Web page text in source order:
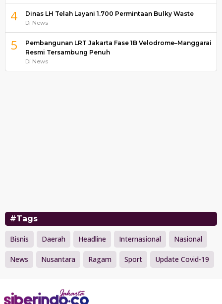
4 Dinas LH Telah Layani 1.700 Permintaan Bulky Waste
Di News
5
Pembangunan LRT Jakarta Fase 1B Velodrome–Manggarai
Resmi Tersambung Penuh
Di News
#Tags
Bisnis Daerah Headline Internasional Nasional
News Nusantara Ragam Sport Update Covid-19